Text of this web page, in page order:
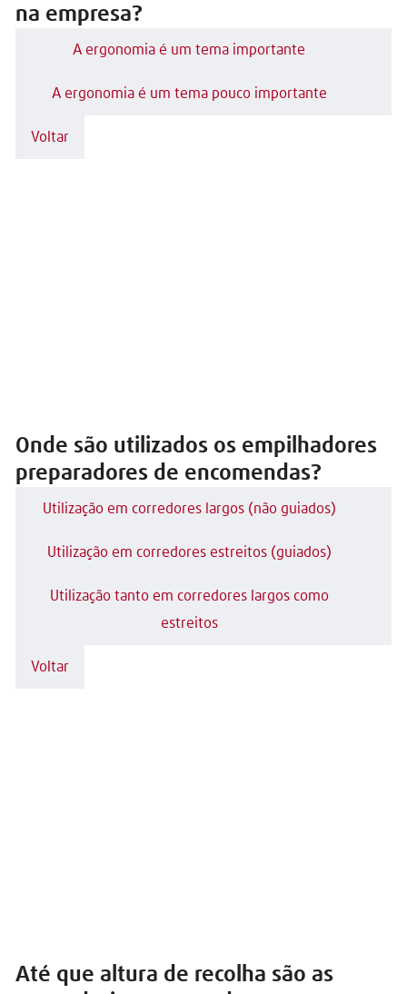
na empresa?
A ergonomia é um tema importante
A ergonomia é um tema pouco importante
Voltar
Onde são utilizados os empilhadores
preparadores de encomendas?
Utilização em corredores largos (não guiados)
Utilização em corredores estreitos (guiados)
Utilização tanto em corredores largos como
estreitos
Voltar
Até que altura de recolha são as